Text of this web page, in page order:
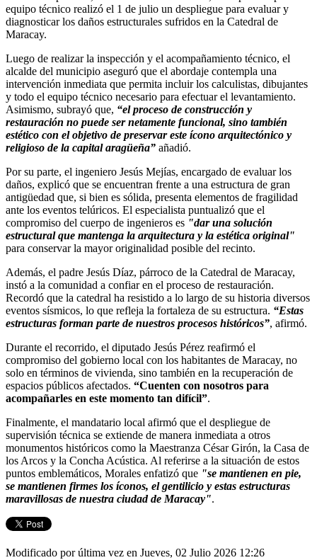
equipo técnico realizó el 1 de julio un despliegue para evaluar y
diagnosticar los daños estructurales sufridos en la Catedral de
Maracay.
Luego de realizar la inspección y el acompañamiento técnico, el
alcalde del municipio aseguró que el abordaje contempla una
intervención inmediata que permita incluir los calculistas, dibujantes
y todo el equipo técnico necesario para efectuar el levantamiento.
Asimismo, subrayó que, “el proceso de construcción y
restauración no puede ser netamente funcional, sino también
estético con el objetivo de preservar este ícono arquitectónico y
religioso de la capital aragüeña” añadió.
Por su parte, el ingeniero Jesús Mejías, encargado de evaluar los
daños, explicó que se encuentran frente a una estructura de gran
antigüedad que, si bien es sólida, presenta elementos de fragilidad
ante los eventos telúricos. El especialista puntualizó que el
compromiso del cuerpo de ingenieros es "dar una solución
estructural que mantenga la arquitectura y la estética original"
para conservar la mayor originalidad posible del recinto.
Además, el padre Jesús Díaz, párroco de la Catedral de Maracay,
instó a la comunidad a confiar en el proceso de restauración.
Recordó que la catedral ha resistido a lo largo de su historia diversos
eventos sísmicos, lo que refleja la fortaleza de su estructura. “Estas
estructuras forman parte de nuestros procesos históricos”, afirmó.
Durante el recorrido, el diputado Jesús Pérez reafirmó el
compromiso del gobierno local con los habitantes de Maracay, no
solo en términos de vivienda, sino también en la recuperación de
espacios públicos afectados. “Cuenten con nosotros para
acompañarles en este momento tan difícil”.
Finalmente, el mandatario local afirmó que el despliegue de
supervisión técnica se extiende de manera inmediata a otros
monumentos históricos como la Maestranza César Girón, la Casa de
los Arcos y la Concha Acústica. Al referirse a la situación de estos
puntos emblemáticos, Morales enfatizó que "se mantienen en pie,
se mantienen firmes los íconos, el gentilicio y estas estructuras
maravillosas de nuestra ciudad de Maracay".
Modificado por última vez en Jueves, 02 Julio 2026 12:26